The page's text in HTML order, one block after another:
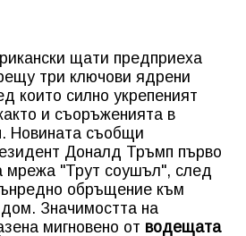
щати предприеха
три ключови ядрени
които силно укрепеният
и съоръженията в
Новината съобщи
Доналд Тръмп първо
мрежа "Трут соушъл", след
обръщение към
Значимостта на
мигновено от водещата